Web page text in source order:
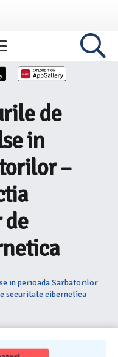
de
in
–
in perioada Sarbatorilor
securitate cibernetica